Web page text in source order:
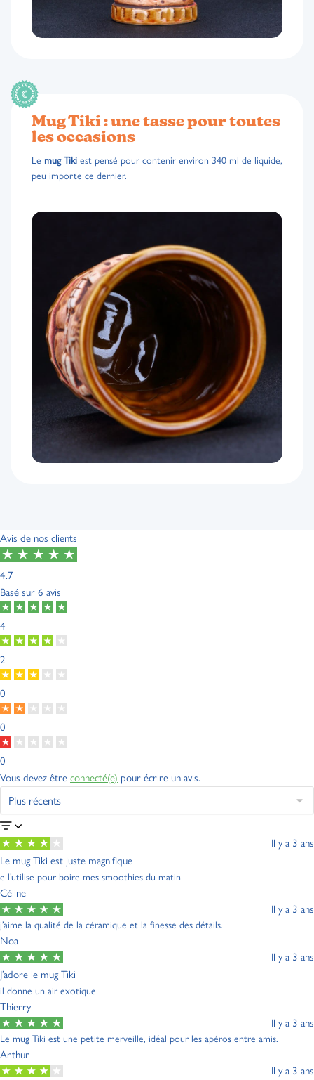
Mug Tiki : une tasse pour toutes
les occasions
Le mug Tiki est pensé pour contenir environ 340 ml de liquide,
peu importe ce dernier.
Avis de nos clients
4.7
Basé sur 6 avis
4
2
0
0
0
Vous devez être connecté(e) pour écrire un avis.
Il y a 3 ans
Le mug Tiki est juste magnifique
e l’utilise pour boire mes smoothies du matin
Céline
Il y a 3 ans
j’aime la qualité de la céramique et la finesse des détails.
Noa
Il y a 3 ans
J’adore le mug Tiki
il donne un air exotique
Thierry
Il y a 3 ans
Le mug Tiki est une petite merveille, idéal pour les apéros entre amis.
Arthur
Il y a 3 ans